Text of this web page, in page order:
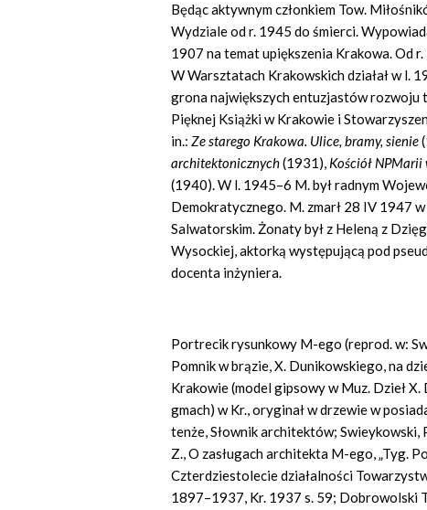
Będąc aktywnym członkiem Tow.
Wydziale od r. 1945 do śmierci.
1907 na temat upiększenia Krakowa. Od
W Warsztatach Krakowskich działał w l.
grona największych entuzjastów rozwoju
Pięknej Książki w Krakowie i
in.: Ze starego Krakowa. Ulice, bramy, sienie
architektonicznych(1931), Kościół
(1940). W l. 1945–6 M. był radnym
Demokratycznego. M. zmarł 28 IV 1947
Salwatorskim. Żonaty był z Heleną z
Wysockiej, aktorką występującą pod
docenta inżyniera.
Portrecik rysunkowy M-ego (reprod. w:
Pomnik w brązie, X. Dunikowskiego, na
Krakowie (model gipsowy w Muz. Dzieł
gmach) w Kr., oryginał w drzewie w
tenże, Słownik architektów; Swieykowski,
Z., O zasługach architekta M-ego, „Tyg.
Czterdziestolecie działalności
1897–1937, Kr. 1937 s. 59; Dobrowolski